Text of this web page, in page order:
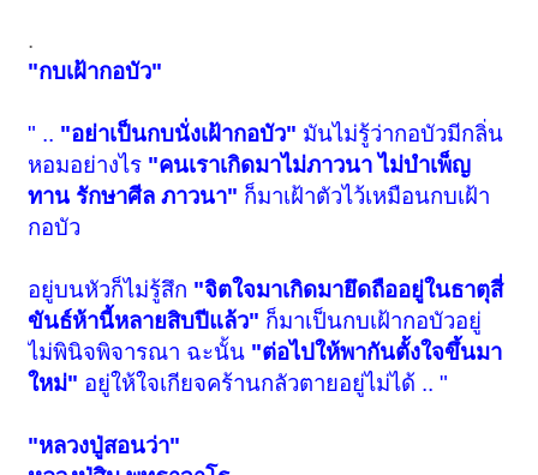
.
"กบเฝ้ากอบัว"
" .. "อย่าเป็นกบนั่งเฝ้ากอบัว" มันไม่รู้ว่ากอบัวมีกลิ่น
หอมอย่างไร "คนเราเกิดมาไม่ภาวนา ไม่บำเพ็ญ
ทาน รักษาศีล ภาวนา" ก็มาเฝ้าตัวไว้เหมือนกบเฝ้า
กอบัว
อยู่บนหัวก็ไม่รู้สึก "จิตใจมาเกิดมายึดถืออยู่ในธาตุสี่
ขันธ์ห้านี้หลายสิบปีแล้ว" ก็มาเป็นกบเฝ้ากอบัวอยู่
ไม่พินิจพิจารณา ฉะนั้น "ต่อไปให้พากันตั้งใจขึ้นมา
ใหม่" อยู่ให้ใจเกียจคร้านกลัวตายอยู่ไม่ได้ .. "
"หลวงปู่สอนว่า"